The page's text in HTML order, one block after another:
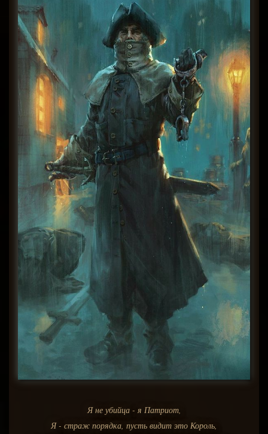
Я не убийца - я Патриот,
Я - страж порядка, пусть видит это Король,